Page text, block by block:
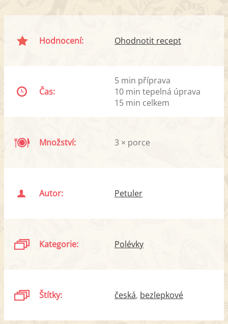
Hodnocení: Ohodnotit recept
Čas:
5 min příprava
10 min tepelná úprava
15 min celkem
Množství: 3 × porce
Autor: Petuler
Kategorie: Polévky
Štítky: česká bezlepkové